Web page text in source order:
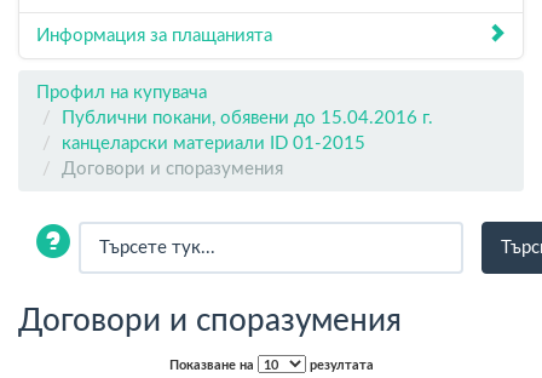
Информация за плащанията
Профил на купувача
Публични покани, обявени до 15.04.2016 г.
канцеларски материали ID 01-2015
Договори и споразумения
Договори и споразумения
Показване на резултата